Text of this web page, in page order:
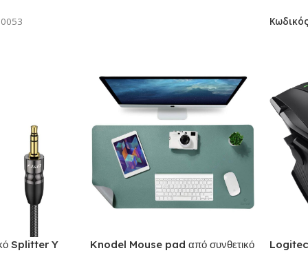
Splitter Y
Knodel Mouse pad από συνθετικό